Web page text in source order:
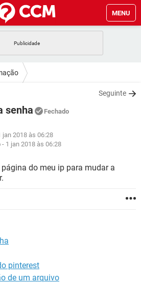
MENU
GMAIL
GMAIL
WHATSAPP
EXCEL
WHATSAPP
EXCEL
WHATSAPP
Seguinte
senha Fechado
jan 2018 às 06:28
- 1 jan 2018 às 06:28
do meu ip para mudar a
pinterest
de um arquivo